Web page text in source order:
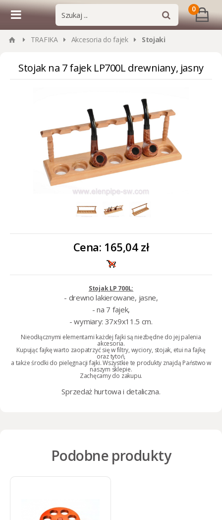
0
TRAFIKA Akcesoria do fajek Stojaki
Stojak na 7 fajek LP700L drewniany, jasny
Cena: 165,04 zł
Stojak LP 700L:
- drewno lakierowane, jasne,
- na 7 fajek,
- wymiary: 37x9x11.5 cm.
Nieodłącznymi elementami każdej fajki są niezbędne do jej palenia
akcesoria.
Kupującfajkęwarto zaopatrzyć się wfiltry, wyciory, stojak, etui na fajkę
oraztytoń,
a takżeśrodki do pielęgnacji fajki. Wszystkie te produkty znajdą Państwo w
naszym sklepie.
Zachęcamy do zakupu.
Sprzedaż hurtowa i detaliczna.
Podobne produkty